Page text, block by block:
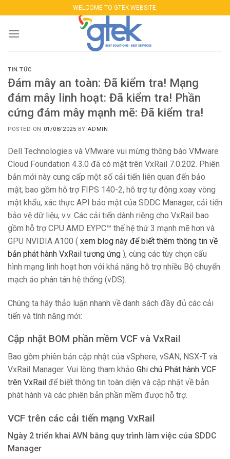
content
WELCOME TO GTEK WEBSITE.
TIN TỨC
Đám mây an toàn: Đã kiểm tra! Mạng
đám mây linh hoạt: Đã kiểm tra! Phần
cứng đám mây mạnh mẽ: Đã kiểm tra!
POSTED ON 01/08/2025 BYADMIN
Dell Technologies và VMware vui mừng thông báo VMware
Cloud Foundation 4.3.0 đã có mặt trên VxRail 7.0.202. Phiên
bản mới này cung cấp một số cải tiến liên quan đến bảo
mật, bao gồm hỗ trợ FIPS 140-2, hỗ trợ tự động xoay vòng
mật khẩu, xác thực API bảo mật của SDDC Manager, cải tiến
bảo vệ dữ liệu, v.v. Các cải tiến dành riêng cho VxRail bao
gồm hỗ trợ CPU AMD EYPC™ thế hệ thứ 3 mạnh mẽ hơn và
GPU NVIDIA A100 ( xem blog này để biết thêm thông tin về
bản phát hành VxRail tương ứng ), cùng các tùy chọn cấu
hình mạng linh hoạt hơn với khả năng hỗ trợ nhiều Bộ chuyển
mạch ảo phân tán hệ thống (vDS).
Chúng ta hãy thảo luận nhanh về danh sách đầy đủ các cải
tiến và tính năng mới:
Cập nhật BOM phần mềm VCF và VxRail
Bao gồm phiên bản cập nhật của vSphere, vSAN, NSX-T và
VxRail Manager. Vui lòng tham khảo Ghi chú Phát hành VCF
trên VxRail để biết thông tin toàn diện và cập nhật về bản
phát hành và các phiên bản phần mềm được hỗ trợ.
VCF trên các cải tiến mạng VxRail
Ngày 2 triển khai AVN bằng quy trình làm việc của SDDC
Manager